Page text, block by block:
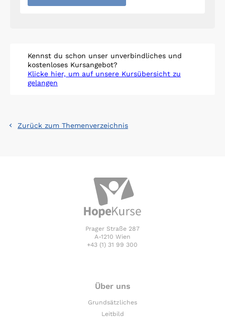
Kennst du schon unser unverbindliches und
kostenloses Kursangebot?
Klicke hier, um auf unsere Kursübersicht zu
gelangen
Zurück zum Themenverzeichnis
Prager Straße 287
A-1210 Wien
+43 (1) 31 99 300
Über uns
Grundsätzliches
Leitbild